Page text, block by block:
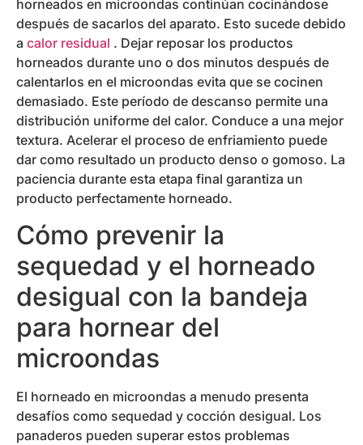
horneados en microondas continúan cocinándose
después de sacarlos del aparato. Esto sucede debido
a calor residual . Dejar reposar los productos
horneados durante uno o dos minutos después de
calentarlos en el microondas evita que se cocinen
demasiado. Este período de descanso permite una
distribución uniforme del calor. Conduce a una mejor
textura. Acelerar el proceso de enfriamiento puede
dar como resultado un producto denso o gomoso. La
paciencia durante esta etapa final garantiza un
producto perfectamente horneado.
Cómo prevenir la
sequedad y el horneado
desigual con la bandeja
para hornear del
microondas
El horneado en microondas a menudo presenta
desafíos como sequedad y cocción desigual. Los
panaderos pueden superar estos problemas